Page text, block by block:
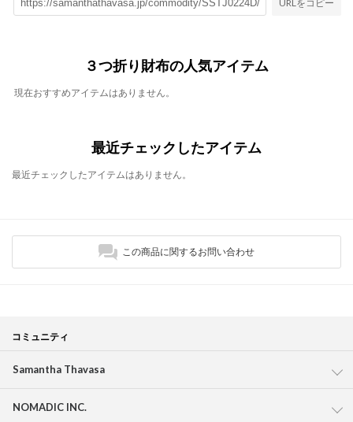
URLをコピー
３つ折り財布の人気アイテム
現在おすすめアイテムはありません。
最近チェックしたアイテム
最近チェックしたアイテムはありません。
この商品に関するお問い合わせ
コミュニティ
Samantha Thavasa
NOMADIC INC.